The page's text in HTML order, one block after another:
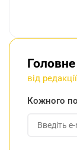
від
Кожного